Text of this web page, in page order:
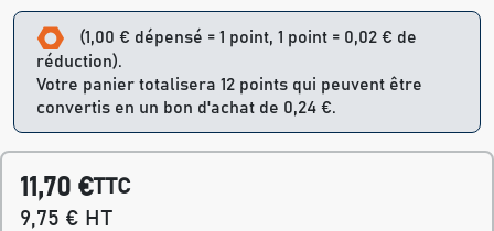
(1,00 € dépensé = 1 point, 1 point = 0,02 € de
réduction).
Votre panier totalisera 12 points qui peuvent être
convertis en un bon d'achat de 0,24 €.
11,70 €TTC
9,75 € HT